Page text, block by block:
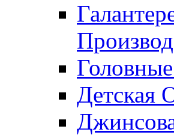
Детская